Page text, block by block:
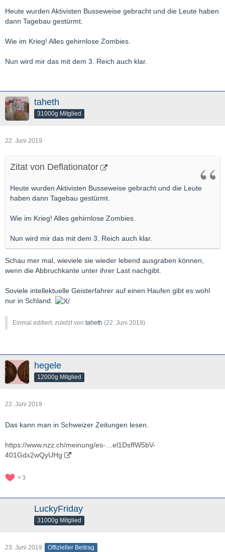
Heute wurden Aktivisten Busseweise gebracht und die Leute haben
dann Tagebau gestürmt.
Wie im Krieg! Alles gehirnlose Zombies.
Nun wird mir das mit dem 3. Reich auch klar.
taheth
31000g Mitglied
22. Juni 2019
Zitat von Deflationator
Heute wurden Aktivisten Busseweise gebracht und die Leute
haben dann Tagebau gestürmt.
Wie im Krieg! Alles gehirnlose Zombies.
Nun wird mir das mit dem 3. Reich auch klar.
Schau mer mal, wieviele sie wieder lebend ausgraben können,
wenn die Abbruchkante unter ihrer Last nachgibt.
Soviele intellektuelle Geisterfahrer auf einen Haufen gibt es wohl
nur in Schland.
Einmal editiert, zuletzt von taheth (22. Juni 2019)
hegele
12000g Mitglied
22. Juni 2019
Das kann man in Schweizer Zeitungen lesen.
https://www.nzz.ch/meinung/es-…el1DsffW5bV-
401Gdx2wQyUHg
3
LuckyFriday
31000g Mitglied
23. Juni 2019 Offizieller Beitrag